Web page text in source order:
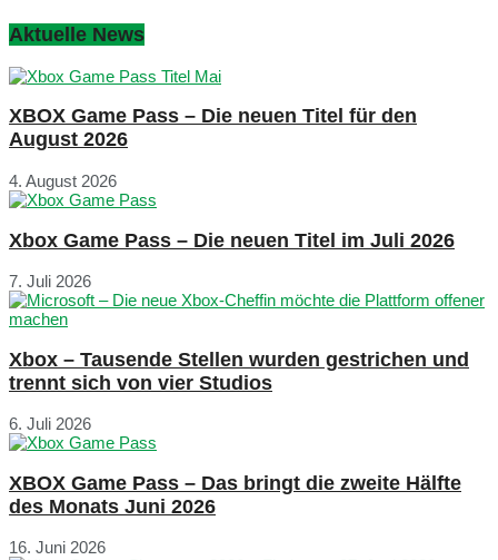
Aktuelle News
XBOX Game Pass – Die neuen Titel für den
August 2026
4. August 2026
Xbox Game Pass – Die neuen Titel im Juli 2026
7. Juli 2026
Xbox – Tausende Stellen wurden gestrichen und
trennt sich von vier Studios
6. Juli 2026
XBOX Game Pass – Das bringt die zweite Hälfte
des Monats Juni 2026
16. Juni 2026